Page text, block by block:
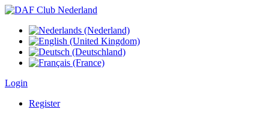
Login
Register